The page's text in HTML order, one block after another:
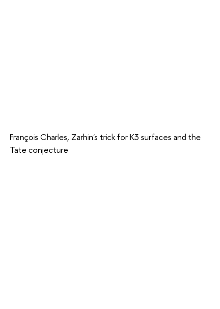
François Charles, Zarhin's trick for K3 surfaces and the
Tate conjecture